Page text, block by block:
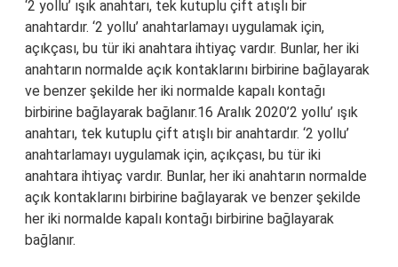
‘2 yollu’ ışık anahtarı, tek kutuplu çift atışlı bir
anahtardır. ‘2 yollu’ anahtarlamayı uygulamak için,
açıkçası, bu tür iki anahtara ihtiyaç vardır. Bunlar, her iki
anahtarın normalde açık kontaklarını birbirine bağlayarak
ve benzer şekilde her iki normalde kapalı kontağı
birbirine bağlayarak bağlanır.16 Aralık 2020’2 yollu’ ışık
anahtarı, tek kutuplu çift atışlı bir anahtardır. ‘2 yollu’
anahtarlamayı uygulamak için, açıkçası, bu tür iki
anahtara ihtiyaç vardır. Bunlar, her iki anahtarın normalde
açık kontaklarını birbirine bağlayarak ve benzer şekilde
her iki normalde kapalı kontağı birbirine bağlayarak
bağlanır.